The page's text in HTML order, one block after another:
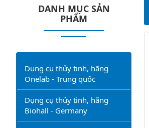
DANH MỤC SẢN
PHẨM
Dụng cụ thủy tinh, hãng
Onelab - Trung quốc
Dụng cụ thủy tinh, hãng
Biohall - Germany